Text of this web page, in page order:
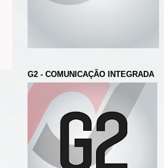
G2 - COMUNICAÇÃO INTEGRADA